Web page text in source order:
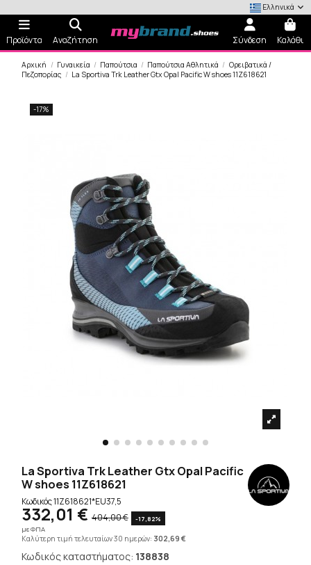
Ελληνικά
Προϊόντα Αναζήτηση Σύνδεση Καλάθι
Αρχική Γυναικεία Παπούτσια Παπούτσια Αθλητικά
Ορειβατικά /
Πεζοπορίας
La Sportiva Trk Leather Gtx Opal Pacific W shoes 11Z618621
-17%
La Sportiva Trk Leather Gtx Opal Pacific
W shoes 11Z618621
Κωδικός11Z618621*EU37,5
332,01 € 404,00 €
-17,82%
με ΦΠΑ
Καλύτερη τιμή τελευταίων 30 ημερών: 302,69 €
Κωδικός καταστήματος: 138838